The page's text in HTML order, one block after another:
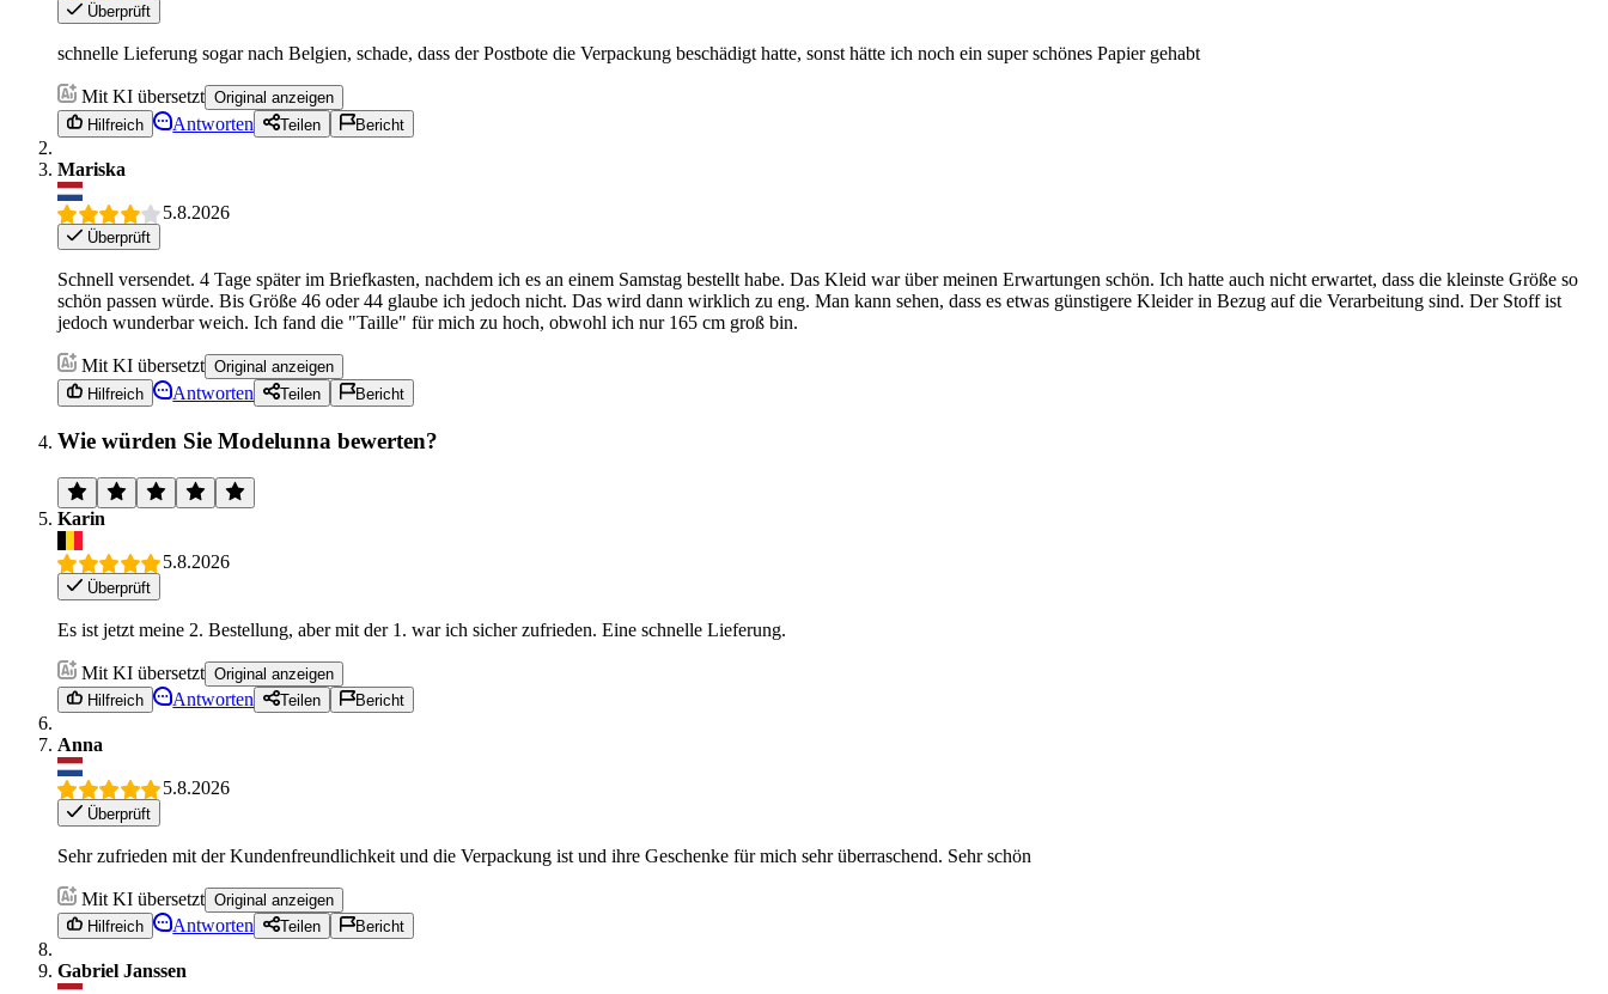
Überprüft
schnelle Lieferung sogar nach Belgien, schade, dass der Postbote die Verpackung beschädigt hatte, sonst hätte ich noch ein super schönes Papier gehabt
Mit KI übersetzt Original anzeigen
Hilfreich
Antworten Teilen Bericht
Mariska
5.8.2026
Überprüft
Schnell versendet. 4 Tage später im Briefkasten, nachdem ich es an einem Samstag bestellt habe. Das Kleid war über meinen Erwartungen schön. Ich hatte auch nicht erwartet, dass die kleinste Größe so
schön passen würde. Bis Größe 46 oder 44 glaube ich jedoch nicht. Das wird dann wirklich zu eng. Man kann sehen, dass es etwas günstigere Kleider in Bezug auf die Verarbeitung sind. Der Stoff ist
jedoch wunderbar weich. Ich fand die "Taille" für mich zu hoch, obwohl ich nur 165 cm groß bin.
Mit KI übersetzt Original anzeigen
Hilfreich
Antworten Teilen Bericht
Wie würden Sie Modelunna bewerten?
Karin
5.8.2026
Überprüft
Es ist jetzt meine 2. Bestellung, aber mit der 1. war ich sicher zufrieden. Eine schnelle Lieferung.
Mit KI übersetzt Original anzeigen
Hilfreich
Antworten Teilen Bericht
Anna
5.8.2026
Überprüft
Sehr zufrieden mit der Kundenfreundlichkeit und die Verpackung ist und ihre Geschenke für mich sehr überraschend. Sehr schön
Mit KI übersetzt Original anzeigen
Hilfreich
Antworten Teilen Bericht
Gabriel Janssen